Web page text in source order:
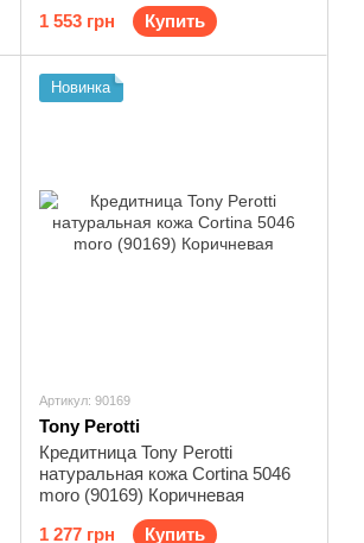
1 553 грн Купить
Новинка
Артикул: 90169
Tony Perotti
Кредитница Tony Perotti
натуральная кожа Cortina 5046
moro (90169) Коричневая
1 277 грн
Купить